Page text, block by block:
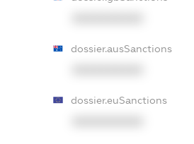
dossier.ausSanctions
dossier.euSanctions